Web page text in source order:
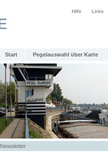
Hilfe Links
Start Pegelauswahl über Karte
Newsletter